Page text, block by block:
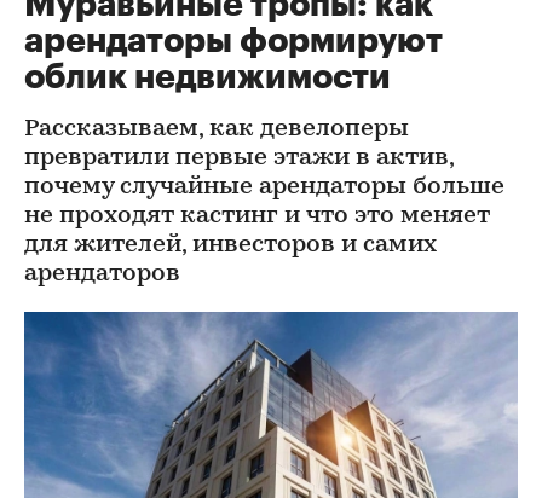
арендаторы формируют
облик недвижимости
Рассказываем, как девелоперы
превратили первые этажи в актив,
почему случайные арендаторы больше
не проходят кастинг и что это меняет
для жителей, инвесторов и самих
арендаторов